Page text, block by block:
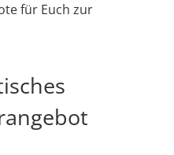
für Euch zur